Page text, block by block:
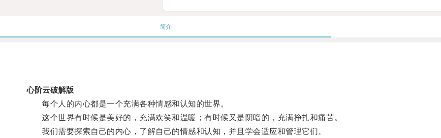
简介
心阶云破解版
每个人的内心都是一个充满各种情感和认知的世界。
这个世界有时候是美好的，充满欢笑和温暖；有时候又是阴暗的，充满挣扎和痛苦。
我们需要探索自己的内心，了解自己的情感和认知，并且学会适应和管理它们。